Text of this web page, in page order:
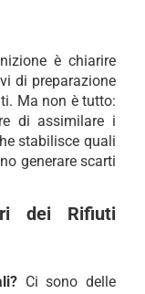
è chiarire
di preparazione
Ma non è tutto:
di assimilare i
stabilisce quali
generare scarti
dei Rifiuti
Ci sono delle